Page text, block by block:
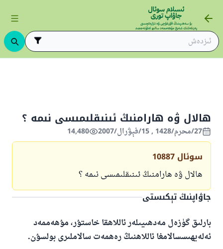
ھالال ۋە ھارامنىڭ ئىنىقلىمىسى نىمە ؟
27/محرم/1428 , 15/فېۋرال/2007 14,480
سوئال 10887
ھالال ۋە ھارامنىڭ ئىنىقلىمىسى نىمە ؟
جاۋاپنىڭ تېكىستى
بارلىق گۈزەل مەدھىيىلەر ئاللاھقا خاستۇر، مۇھەممەد
ئەلەيھىسسالامغا ئاللاھنىڭ رەھمەت سالاملىرى بولسۇن.